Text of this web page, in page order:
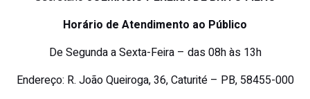
Horário de Atendimento ao Público
De Segunda a Sexta-Feira – das 08h às 13h
Endereço: R. João Queiroga, 36, Caturité – PB, 58455-000